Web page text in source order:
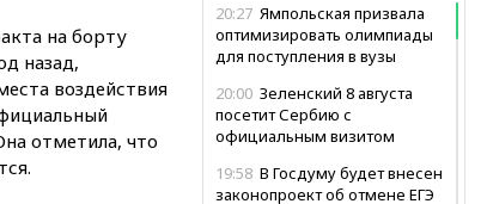
20:27 Ямпольская призвала
оптимизировать олимпиады
для поступления в вузы
20:00 Зеленский 8 августа
посетит Сербию с
официальным визитом
19:58 В Госдуму будет внесен
законопроект об отмене ЕГЭ
на борту
назад,
воздействия
отметила, что